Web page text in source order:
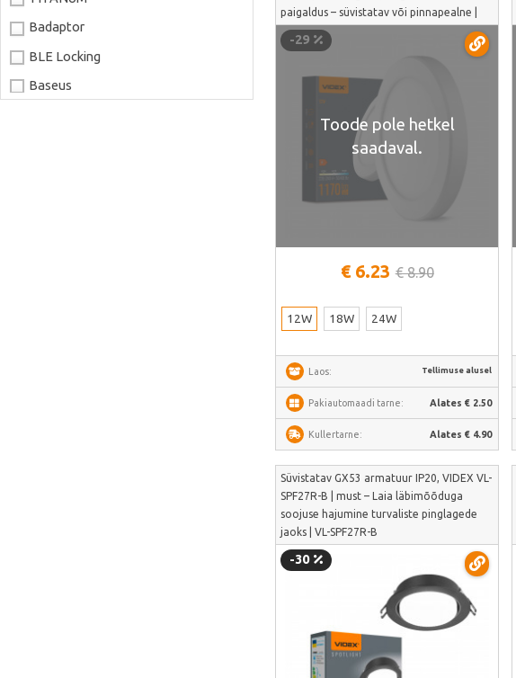
Badaptor
BLE Locking
Baseus
paigaldus – süvistatav või pinnapealne |
VL-DL6R-12CW
-29
Toode pole hetkel
saadaval.
€ 6.23 € 8.90
12W 18W 24W
Laos: Tellimuse alusel
Pakiautomaadi tarne: Alates € 2.50
Kullertarne: Alates € 4.90
Süvistatav GX53 armatuur IP20, VIDEX VL-
SPF27R-B | must – Laia läbimõõduga
soojuse hajumine turvaliste pinglagede
jaoks | VL-SPF27R-B
-30